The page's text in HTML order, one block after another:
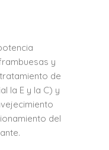
y
de
la E y la C) y
del